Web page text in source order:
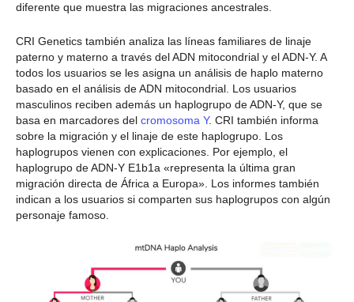
diferente que muestra las migraciones ancestrales.
CRI Genetics también analiza las líneas familiares de linaje
paterno y materno a través del ADN mitocondrial y el ADN-Y. A
todos los usuarios se les asigna un análisis de haplo materno
basado en el análisis de ADN mitocondrial. Los usuarios
masculinos reciben además un haplogrupo de ADN-Y, que se
basa en marcadores del cromosoma Y. CRI también informa
sobre la migración y el linaje de este haplogrupo. Los
haplogrupos vienen con explicaciones. Por ejemplo, el
haplogrupo de ADN-Y E1b1a «representa la última gran
migración directa de África a Europa». Los informes también
indican a los usuarios si comparten sus haplogrupos con algún
personaje famoso.